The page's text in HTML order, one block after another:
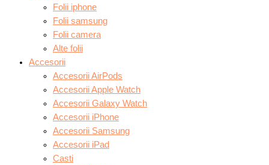
Folii iphone
Folii samsung
Folii camera
Alte folii
Accesorii
Accesorii AirPods
Accesorii Apple Watch
Accesorii Galaxy Watch
Accesorii iPhone
Accesorii Samsung
Accesorii iPad
Casti